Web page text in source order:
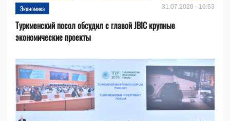
Экономика 31.07.2026 - 16:53
Туркменский посол обсудил с главой JBIC крупные
экономические проекты